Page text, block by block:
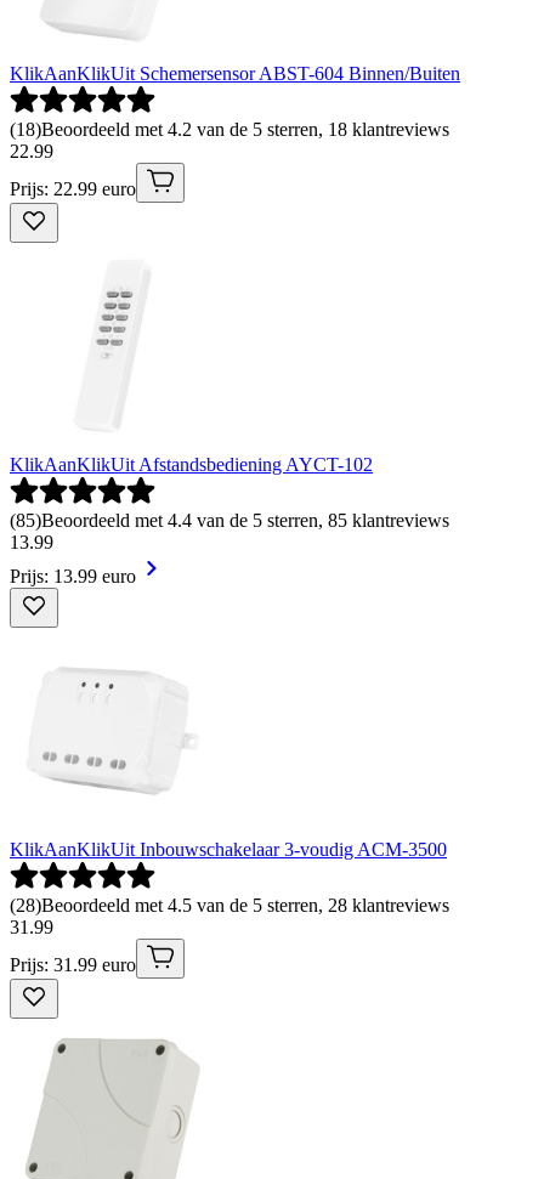
KlikAanKlikUit Schemersensor ABST-604 Binnen/Buiten
(18)Beoordeeld met 4.2 van de 5 sterren, 18 klantreviews
22.99
Prijs: 22.99 euro
KlikAanKlikUit Afstandsbediening AYCT-102
(85)Beoordeeld met 4.4 van de 5 sterren, 85 klantreviews
13.99
Prijs: 13.99 euro
KlikAanKlikUit Inbouwschakelaar 3-voudig ACM-3500
(28)Beoordeeld met 4.5 van de 5 sterren, 28 klantreviews
31 .99
Prijs: 31.99 euro